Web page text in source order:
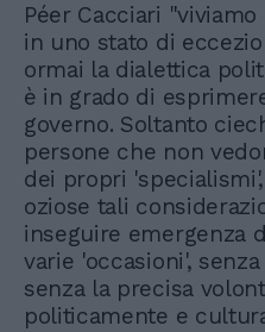
Péer Cacciari
in uno stato di
ormai la dialettica
è in grado di
governo. Soltanto
persone che non
dei propri
oziose tali
inseguire emergenza
varie 'occasioni',
senza la precisa
politicamente e